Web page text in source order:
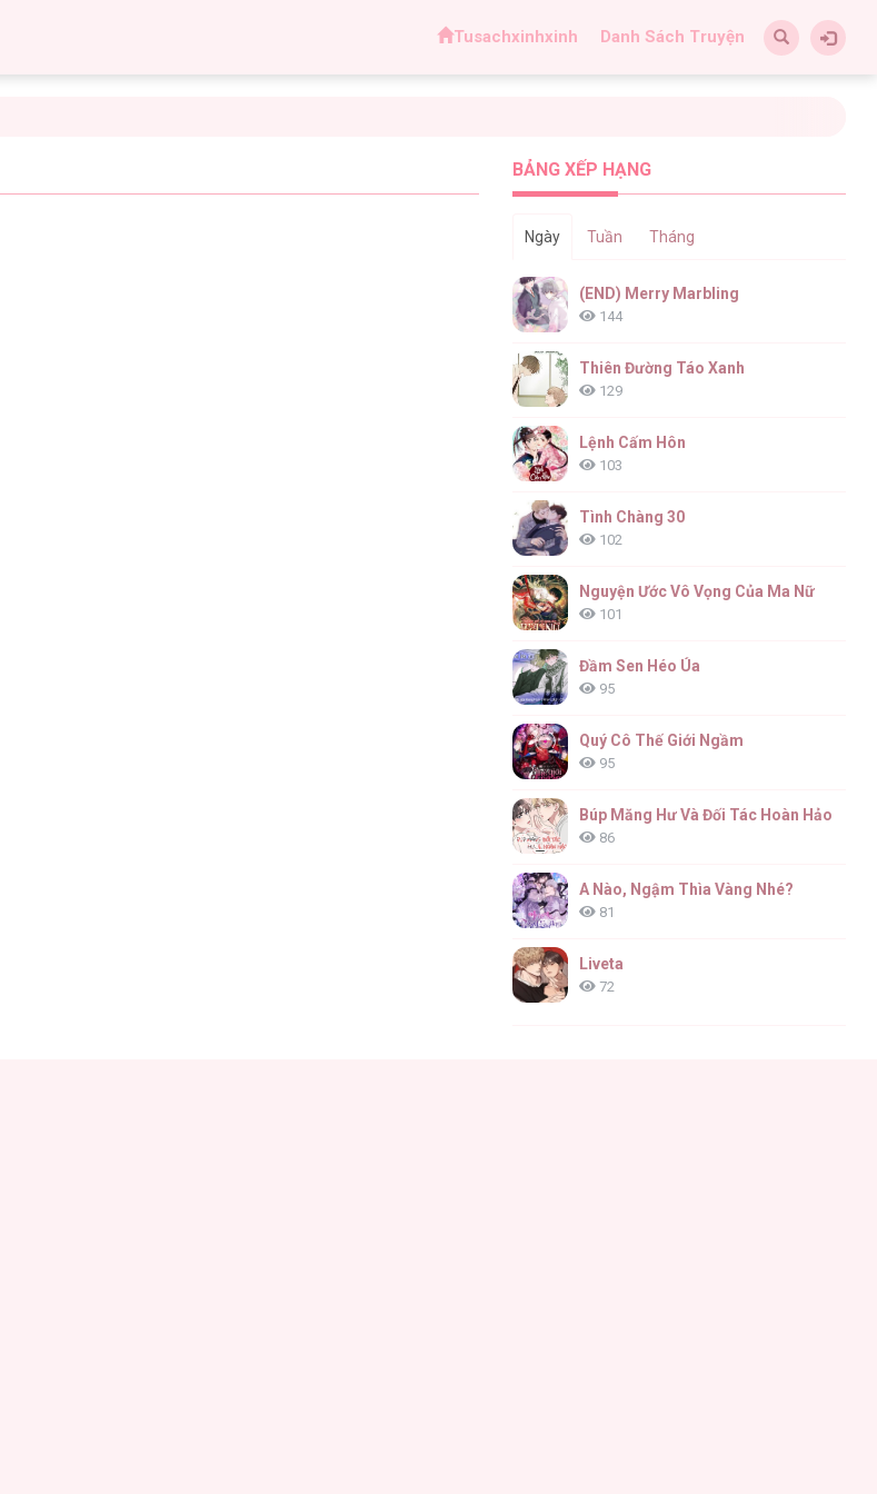
Tusachxinhxinh Danh Sách Truyện
BẢNG XẾP HẠNG
Ngày Tuần Tháng
(END) Merry Marbling
144
Thiên Đường Táo Xanh
129
Lệnh Cấm Hôn
103
Tình Chàng 30
102
Nguyện Ước Vô Vọng Của Ma Nữ
101
Đầm Sen Héo Úa
95
Quý Cô Thế Giới Ngầm
95
Búp Măng Hư Và Đối Tác Hoàn Hảo
86
A Nào, Ngậm Thìa Vàng Nhé?
81
Liveta
72